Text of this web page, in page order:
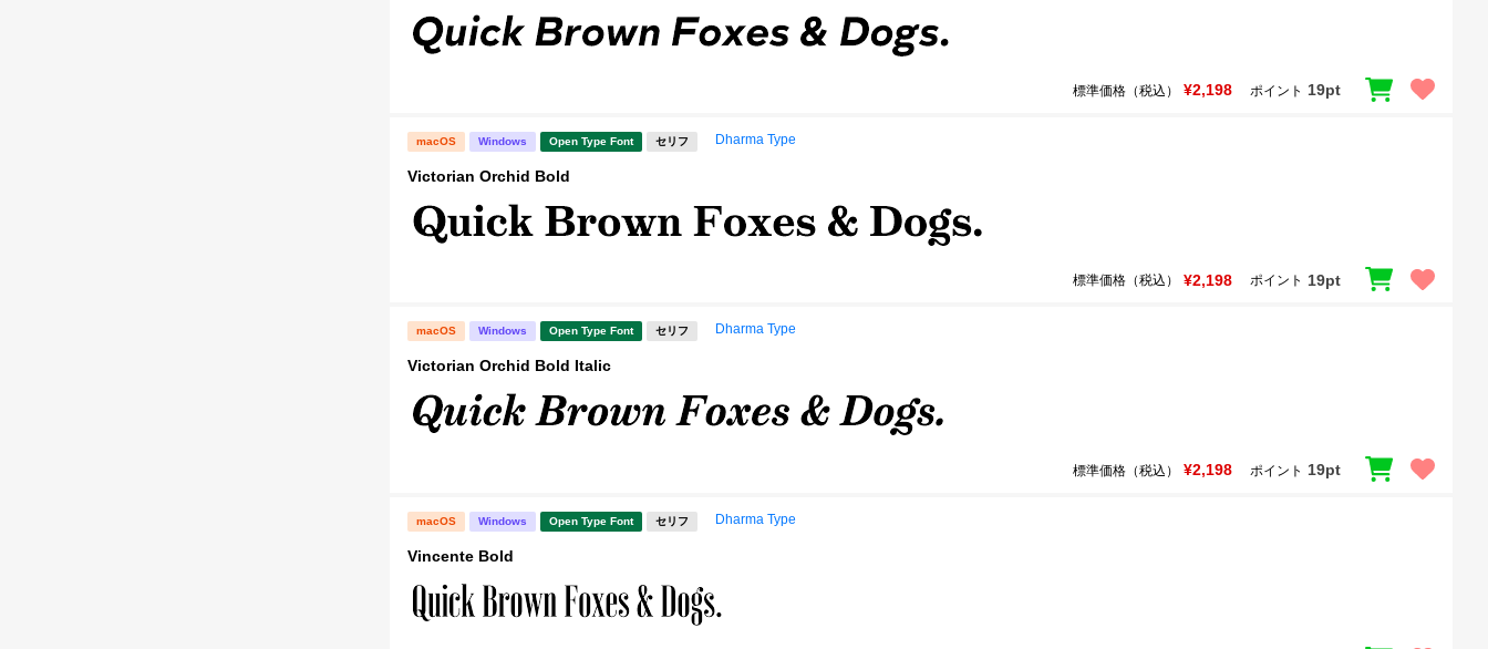
標準価格（税込） ¥2,198 ポイント 19pt
macOS Windows Open Type Font セリフ Dharma Type
Victorian Orchid Bold
標準価格（税込） ¥2,198 ポイント 19pt
macOS Windows Open Type Font セリフ Dharma Type
Victorian Orchid Bold Italic
標準価格（税込） ¥2,198 ポイント 19pt
macOS Windows Open Type Font セリフ Dharma Type
Vincente Bold